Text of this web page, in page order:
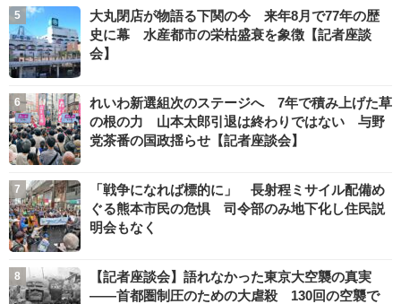
大丸閉店が物語る下関の今 来年8月で77年の歴
史に幕 水産都市の栄枯盛衰を象徴【記者座談
会】
れいわ新選組次のステージへ 7年で積み上げた草
の根の力 山本太郎引退は終わりではない 与野
党茶番の国政揺らせ【記者座談会】
「戦争になれば標的に」 長射程ミサイル配備め
ぐる熊本市民の危惧 司令部のみ地下化し住民説
明会もなく
【記者座談会】語れなかった東京大空襲の真実
――首都圏制圧のための大虐殺 130回の空襲で